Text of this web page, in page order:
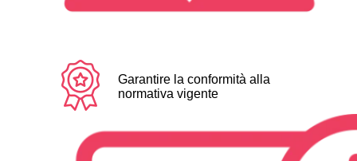
Garantire la conformità alla
normativa vigente